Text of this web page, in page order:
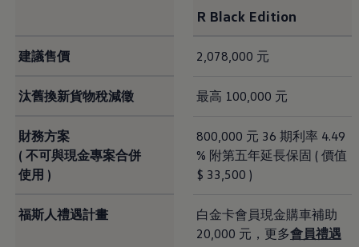
R Black Edition
建議售價 2,078,000 元
汰舊換新貨物稅減徵 最高 100,000 元
財務方案
( 不可與現金專案合併
使用 )
800,000 元 36 期利率 4.49
% 附第五年延長保固 ( 價值
$ 33,500 )
福斯人禮遇計畫
白金卡會員現金購車補助
20,000 元，更多會員禮遇